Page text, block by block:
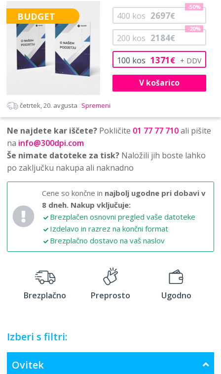
BUDGET
100 kos 1371€
200 kos 2184€
-20%
400 kos 2697€
-50%
V košarico
četrtek, 20. avgusta Spremeni
Ne najdete kar iščete? Pokličite 01 77 77 710ali pišite
na info@300dpi.com
Še nimate datoteke za tisk? Naložili jih boste lahko
po zaključku nakupa ali naknadno
Cene so končne in najbolj ugodne pri dobavi v
8 dneh. Nakup vključuje:
Brezplačen osnovni pregled vaše datoteke
Izdelavo in razrez na končni format
Brezplačno dostavo na vaš naslov
Brezplačno Preprosto Ugodno
Izberi s filtri:
Ovitek